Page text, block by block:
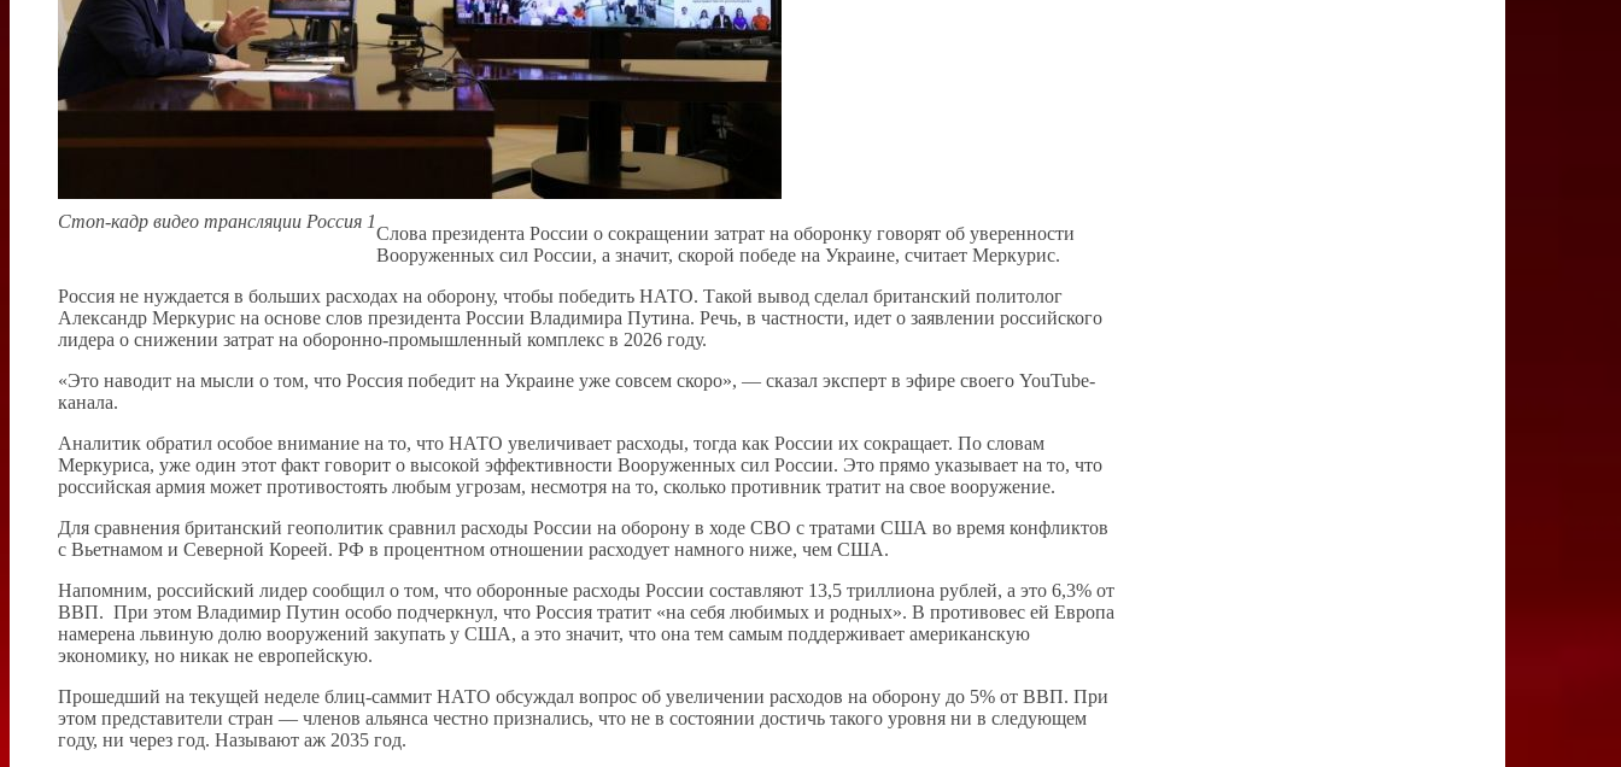
Стоп-кадр видео трансляции Россия 1
Слова президента России о сокращении затрат на оборонку говорят об уверенности
Вооруженных сил России, а значит, скорой победе на Украине, считает Меркурис.
Россия не нуждается в больших расходах на оборону, чтобы победить НАТО. Такой вывод сделал британский политолог
Александр Меркурис на основе слов президента России Владимира Путина. Речь, в частности, идет о заявлении российского
лидера о снижении затрат на оборонно-промышленный комплекс в 2026 году.
«Это наводит на мысли о том, что Россия победит на Украине уже совсем скоро», — сказал эксперт в эфире своего YouTube-
канала.
Аналитик обратил особое внимание на то, что НАТО увеличивает расходы, тогда как России их сокращает. По словам
Меркуриса, уже один этот факт говорит о высокой эффективности Вооруженных сил России. Это прямо указывает на то, что
российская армия может противостоять любым угрозам, несмотря на то, сколько противник тратит на свое вооружение.
Для сравнения британский геополитик сравнил расходы России на оборону в ходе СВО с тратами США во время конфликтов
с Вьетнамом и Северной Кореей. РФ в процентном отношении расходует намного ниже, чем США.
Напомним, российский лидер сообщил о том, что оборонные расходы России составляют 13,5 триллиона рублей, а это 6,3% от
ВВП. При этом Владимир Путин особо подчеркнул, что Россия тратит «на себя любимых и родных». В противовес ей Европа
намерена львиную долю вооружений закупать у США, а это значит, что она тем самым поддерживает американскую
экономику, но никак не европейскую.
Прошедший на текущей неделе блиц-саммит НАТО обсуждал вопрос об увеличении расходов на оборону до 5% от ВВП. При
этом представители стран — членов альянса честно признались, что не в состоянии достичь такого уровня ни в следующем
году, ни через год. Называют аж 2035 год.